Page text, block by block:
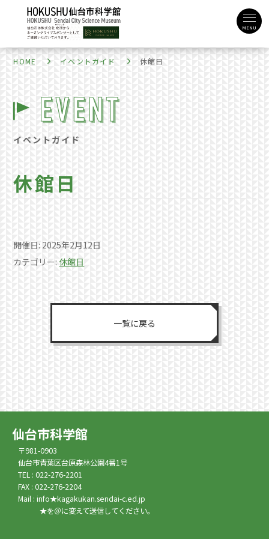
MENU
HOME イベントガイド 休館日
イベントガイド
休館日
開催日: 2025年2月12日
カテゴリー: 休館日
一覧に戻る
仙台市科学館
〒981-0903
仙台市青葉区台原森林公園4番1号
TEL : 022-276-2201
FAX : 022-276-2204
Mail : info★kagakukan.sendai-c.ed.jp
★を＠に変えて送信してください。